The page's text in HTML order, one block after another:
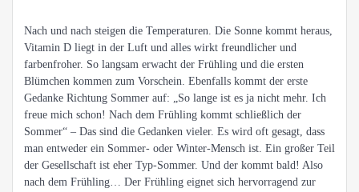
Nach und nach steigen die Temperaturen. Die Sonne kommt heraus,
Vitamin D liegt in der Luft und alles wirkt freundlicher und
farbenfroher. So langsam erwacht der Frühling und die ersten
Blümchen kommen zum Vorschein. Ebenfalls kommt der erste
Gedanke Richtung Sommer auf: „So lange ist es ja nicht mehr. Ich
freue mich schon! Nach dem Frühling kommt schließlich der
Sommer“ – Das sind die Gedanken vieler. Es wird oft gesagt, dass
man entweder ein Sommer- oder Winter-Mensch ist. Ein großer Teil
der Gesellschaft ist eher Typ-Sommer. Und der kommt bald! Also
nach dem Frühling… Der Frühling eignet sich hervorragend zur